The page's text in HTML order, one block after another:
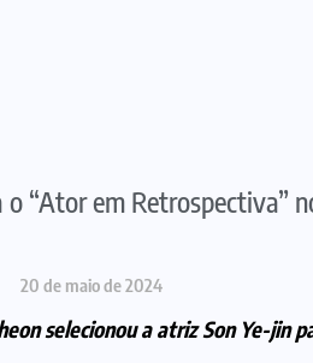
o “Ator em Retrospectiva”
20 de maio de 2024
selecionou a atriz Son Ye-jin